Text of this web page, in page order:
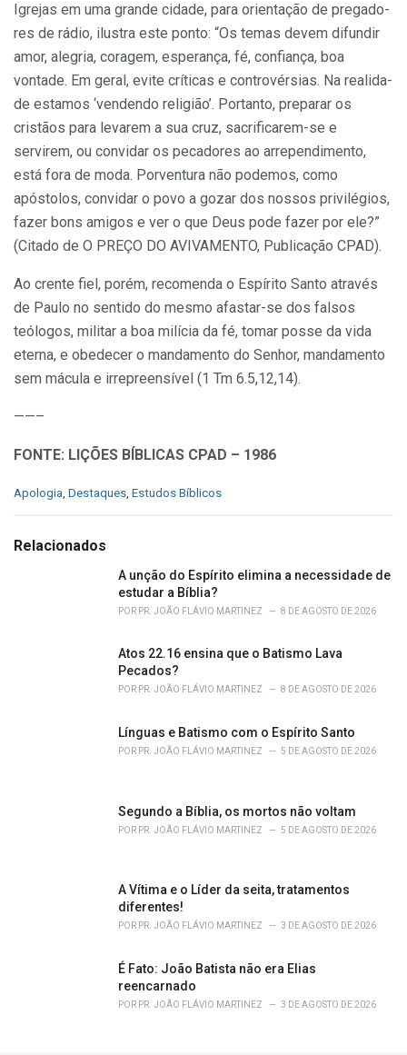
Igrejas em uma grande cidade, para orientação de pregado­
res de rádio, ilustra este ponto: “Os temas devem difundir
amor, ale­gria, coragem, esperança, fé, con­fiança, boa
vontade. Em geral, evite críticas e controvérsias. Na realida­
de estamos ‘vendendo religião’. Por­tanto, preparar os
cristãos para le­varem a sua cruz, sacrificarem-se e
servirem, ou convidar os pecadores ao arrependimento,
está fora de mo­da. Porventura não podemos, como
apóstolos, convidar o povo a gozar dos nossos privilégios,
fazer bons amigos e ver o que Deus pode fazer por ele?”
(Citado de O PREÇO DO AVIVAMENTO, Publicação CPAD).
Ao crente fiel, porém, recomen­da o Espírito Santo através
de Pau­lo no sentido do mesmo afastar-se dos falsos
teólogos, militar a boa milícia da fé, tomar posse da vida
eterna, e obedecer o mandamento do Senhor, mandamento
sem mácu­la e irrepreensível (1 Tm 6.5,12,14).
——–
FONTE: LIÇÕES BÍBLICAS CPAD – 1986
C
e
Apologia, Destaques, Estudos Bíblicos
Relacionados
A unção do Espírito elimina a necessidade de
estudar a Bíblia?
POR PR. JOÃO FLÁVIO MARTINEZ 8 DE AGOSTO DE 2026
Atos 22.16 ensina que o Batismo Lava
Pecados?
POR PR. JOÃO FLÁVIO MARTINEZ 8 DE AGOSTO DE 2026
Línguas e Batismo com o Espírito Santo
POR PR. JOÃO FLÁVIO MARTINEZ 5 DE AGOSTO DE 2026
Segundo a Bíblia, os mortos não voltam
POR PR. JOÃO FLÁVIO MARTINEZ 5 DE AGOSTO DE 2026
A Vítima e o Líder da seita, tratamentos
diferentes!
POR PR. JOÃO FLÁVIO MARTINEZ 3 DE AGOSTO DE 2026
É Fato: João Batista não era Elias
reencarnado
POR PR. JOÃO FLÁVIO MARTINEZ 3 DE AGOSTO DE 2026